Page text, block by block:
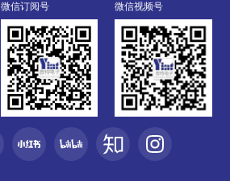
微信订阅号 微信视频号